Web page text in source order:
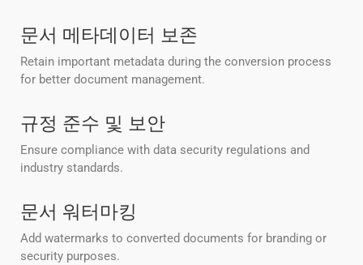
문서 메타데이터 보존
Retain important metadata during the conversion process
for better document management.
규정 준수 및 보안
Ensure compliance with data security regulations and
industry standards.
문서 워터마킹
Add watermarks to converted documents for branding or
security purposes.